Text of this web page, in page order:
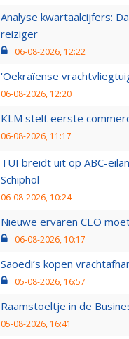
Analyse kwartaalcijfers:
reiziger
06-08-2026, 12:22
'Oekraïense
06-08-2026, 12:20
KLM stelt eerste
06-08-2026, 11:17
TUI breidt uit op ABC-
Schiphol
06-08-2026, 10:24
Nieuwe ervaren CEO
06-08-2026, 10:17
Saoedi’s kopen
05-08-2026, 16:57
Raamstoeltje in de
05-08-2026, 16:41